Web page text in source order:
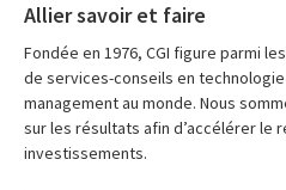
Allier savoir et faire
Fondée en 1976, CGI figure parmi
de services-conseils en technologie
management au monde. Nous
sur les résultats afin d’accélérer le
investissements.